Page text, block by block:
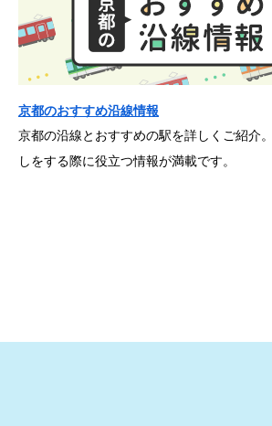
京都のおすすめ沿線情報
京都の沿線とおすすめの駅を詳しくご紹介
しをする際に役立つ情報が満載です。